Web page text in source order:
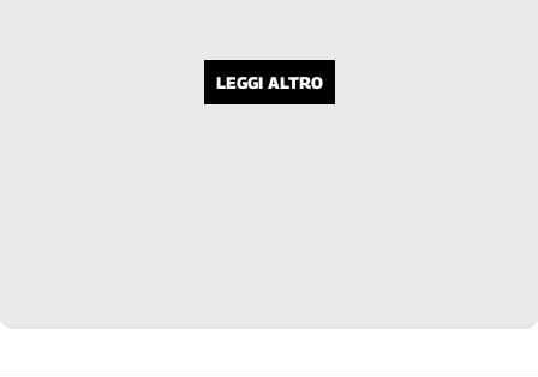
LEGGI ALTRO